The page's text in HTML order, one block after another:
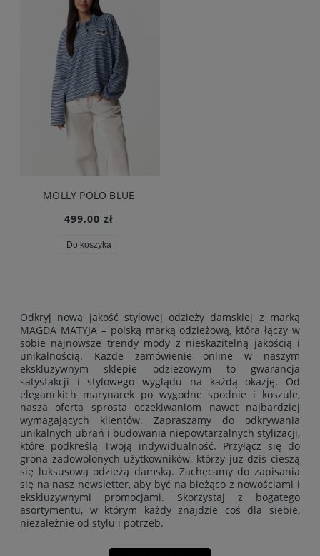
JETLAG FLARE BEIGE
Cena regularna:
Odkryj nową jakość stylowej odzieży damskiej z marką
MAGDA MATYJA – polską marką odzieżową, która łączy w
sobie najnowsze trendy mody z nieskazitelną jakością i
unikalnością. Każde zamówienie online w naszym
ekskluzywnym sklepie odzieżowym to gwarancja
satysfakcji i stylowego wyglądu na każdą okazję. Od
eleganckich marynarek po wygodne spodnie i koszule,
nasza oferta sprosta oczekiwaniom nawet najbardziej
wymagających klientów. Zapraszamy do odkrywania
unikalnych ubrań i budowania niepowtarzalnych stylizacji,
które podkreślą Twoją indywidualność. Przyłącz się do
grona zadowolonych użytkowników, którzy już dziś cieszą
się luksusową odzieżą damską. Zachęcamy do zapisania
się na nasz newsletter, aby być na bieżąco z nowościami i
ekskluzywnymi promocjami. Skorzystaj z bogatego
asortymentu, w którym każdy znajdzie coś dla siebie,
niezależnie od stylu i potrzeb.